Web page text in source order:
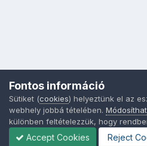
Fontos információ
Sütiket (cookies) helyeztünk el az
webhely jobbá tételében.
különben feltételezzük, hogy
Accept Cookies Reject